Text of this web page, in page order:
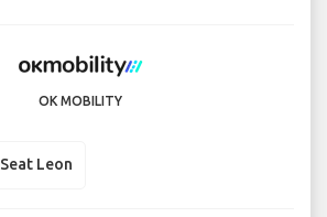
OK MOBILITY
Seat Leon